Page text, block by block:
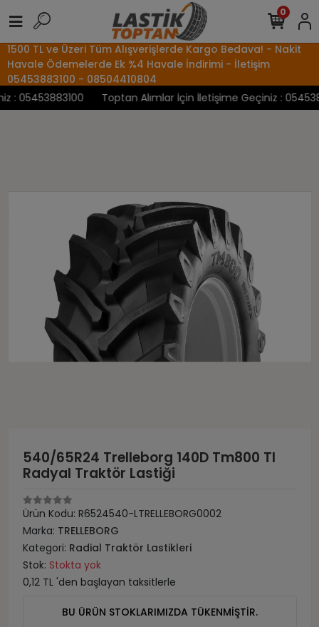
1500 TL ve Üzeri Tüm Alışverişlerde Kargo Bedava! - Nakit
Havale Ödemelerde Ek %4 Havale İndirimi - İletişim
05453883100 - 08504410804
05453883100
Toptan Alımlar İçin İletişime Geçiniz :
0
540/65R24 Trelleborg 140D Tm800 Tl
Radyal Traktör Lastiği
Ürün Kodu: R6524540-LTRELLEBORG0002
Marka: TRELLEBORG
Kategori: Radial Traktör Lastikleri
Stok: Stokta yok
0,12 TL 'den başlayan taksitlerle
BU ÜRÜN STOKLARIMIZDA TÜKENMİŞTİR.